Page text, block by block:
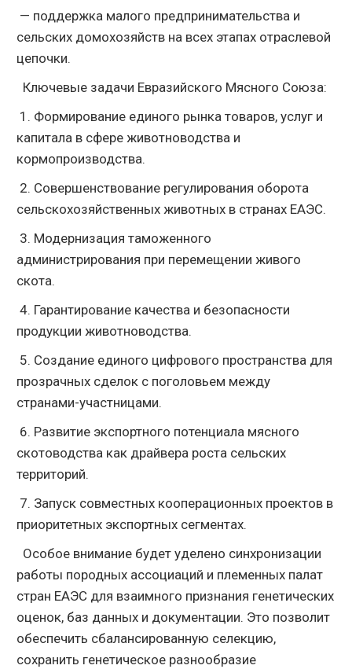
— поддержка малого предпринимательства и
сельских домохозяйств на всех этапах отраслевой
цепочки.
Ключевые задачи Евразийского Мясного Союза:
1. Формирование единого рынка товаров, услуг и
капитала в сфере животноводства и
кормопроизводства.
2. Совершенствование регулирования оборота
сельскохозяйственных животных в странах ЕАЭС.
3. Модернизация таможенного
администрирования при перемещении живого
скота.
4. Гарантирование качества и безопасности
продукции животноводства.
5. Создание единого цифрового пространства для
прозрачных сделок с поголовьем между
странами-участницами.
6. Развитие экспортного потенциала мясного
скотоводства как драйвера роста сельских
территорий.
7. Запуск совместных кооперационных проектов в
приоритетных экспортных сегментах.
Особое внимание будет уделено синхронизации
работы породных ассоциаций и племенных палат
стран ЕАЭС для взаимного признания генетических
оценок, баз данных и документации. Это позволит
обеспечить сбалансированную селекцию,
сохранить генетическое разнообразие